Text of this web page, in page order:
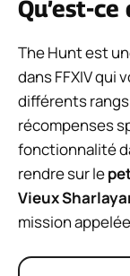
Qu’est-
The Hunt est
dans FFXIV qui
différents
récompenses
fonctionnalité
rendre sur le
Vieux
mission appelée